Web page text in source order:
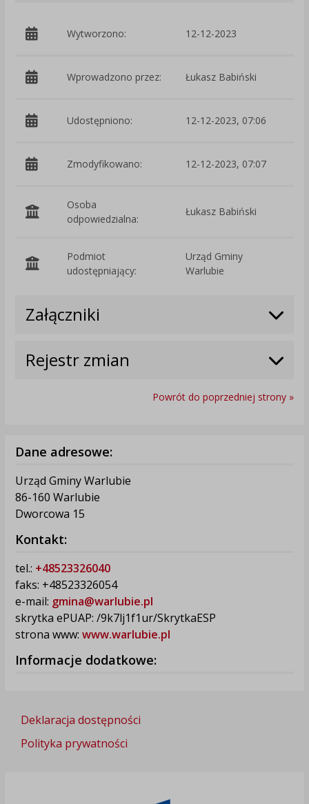
Wytworzono: 12-12-2023
Wprowadzono przez: Łukasz Babiński
Udostępniono: 12-12-2023, 07:06
Zmodyfikowano: 12-12-2023, 07:07
Osoba
odpowiedzialna:
Łukasz Babiński
Podmiot
udostępniający:
Urząd Gminy
Warlubie
Załączniki
Rejestr zmian
Powrót do poprzedniej strony »
Dane adresowe:
Urząd Gminy Warlubie
86-160 Warlubie
Dworcowa 15
Kontakt:
tel.: +48523326040
faks: +48523326054
e-mail: gmina@warlubie.pl
skrytka ePUAP: /9k7lj1f1ur/SkrytkaESP
strona www: www.warlubie.pl
Informacje dodatkowe:
Deklaracja dostępności
Polityka prywatności